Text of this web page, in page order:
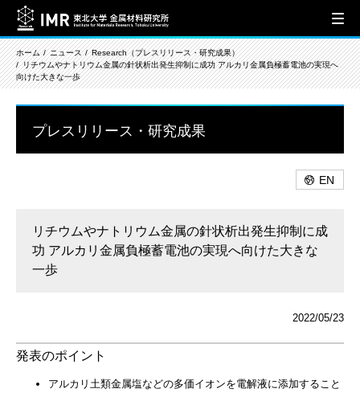
ホーム ニュース
Research（プレスリリース・研究成果）
リチウムやナトリウム金属の針状析出発生抑制に成功 アルカリ金属負極蓄電池の実現へ
向けた大きな一歩
プレスリリース・研究成果
EN
リチウムやナトリウム金属の針状析出発生抑制に成
功 アルカリ金属負極蓄電池の実現へ向けた大きな
一歩
2022/05/23
発表のポイント
アルカリ土類金属塩などの多価イオンを電解液に添加すること